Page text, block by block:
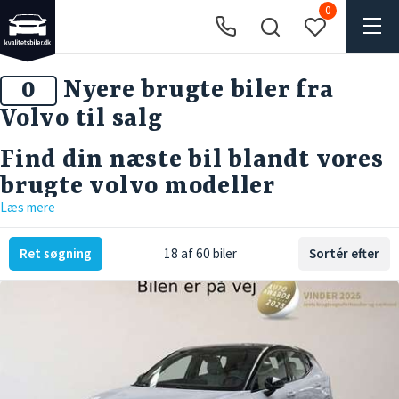
0
Nyere brugte biler fra
Volvo til salg
Find din næste bil blandt vores
brugte volvo modeller
Er du på jagt efter en pålidelig bil med høj komfort og lang levetid? Hos
kvalitetsbiler.dk har vi altid et stort udvalg af brugte Volvo-modeller på
lager – klar til dig, der ikke vil gå på kompromis med kvalitet, sikkerhed
og design. Vi har over 250 brugte kvalitetsbiler fordelt over vores fem
hektar store område i Tørring. Uanset om du søger en rummelig
familiebil eller en økonomisk pendlerbil, kan du finde den rette brugte
Volvo hos os. Med mere end 40 års erfaring i branchen ved vi, hvad der
Læs mere
Ret søgning 18 af 60 biler Sortér efter